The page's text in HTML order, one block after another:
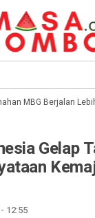
MBG Berjalan Lebih
Gelap
12:55